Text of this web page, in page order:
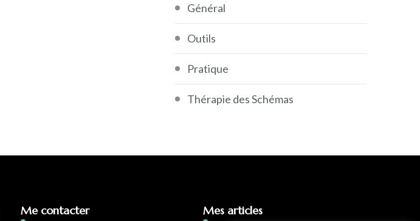
Général
Outils
Pratique
Thérapie des Schémas
Me contacter Mes articles